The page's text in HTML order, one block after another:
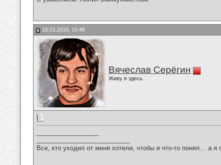
19.03.2018, 15:46
Вячеслав Серёгин
Живу я здесь
Все, кто уходил от меня хотели, чтобы я что-то понял… а